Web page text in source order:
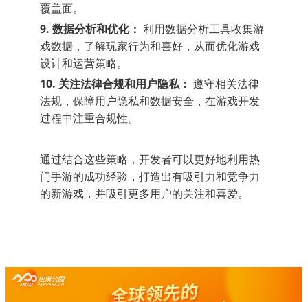
覆盖面。
9. 数据分析和优化： 利用数据分析工具收集游
戏数据，了解玩家行为和喜好，从而优化游戏
设计和运营策略。
10. 关注法律合规和用户隐私： 遵守相关法律
法规，保障用户隐私和数据安全，在游戏开发
过程中注重合规性。
通过结合这些策略，开发者可以更好地利用热
门手游的成功经验，打造出有吸引力和竞争力
的新游戏，并吸引更多用户的关注和喜爱。